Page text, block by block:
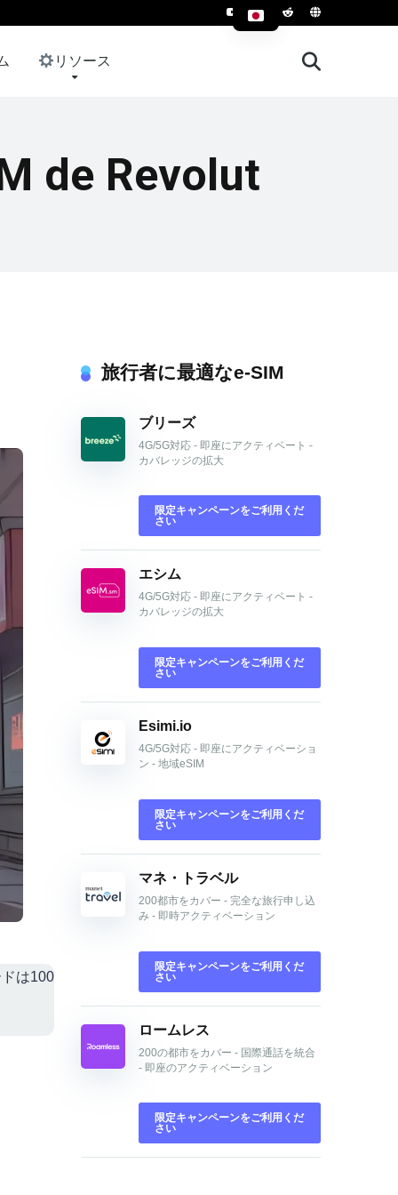
リソース
de Revolut
は100
旅行者に最適なe-SIM
ブリーズ
4G/5G対応 - 即座にアクティベート -
カバレッジの拡大
限定キャンペーンをご利用くだ
さい
エシム
4G/5G対応 - 即座にアクティベート -
カバレッジの拡大
限定キャンペーンをご利用くだ
さい
Esimi.io
4G/5G対応 - 即座にアクティベーショ
ン - 地域eSIM
限定キャンペーンをご利用くだ
さい
マネ・トラベル
200都市をカバー - 完全な旅行申し込
み - 即時アクティベーション
限定キャンペーンをご利用くだ
さい
ロームレス
200の都市をカバー - 国際通話を統合
- 即座のアクティベーション
限定キャンペーンをご利用くだ
さい